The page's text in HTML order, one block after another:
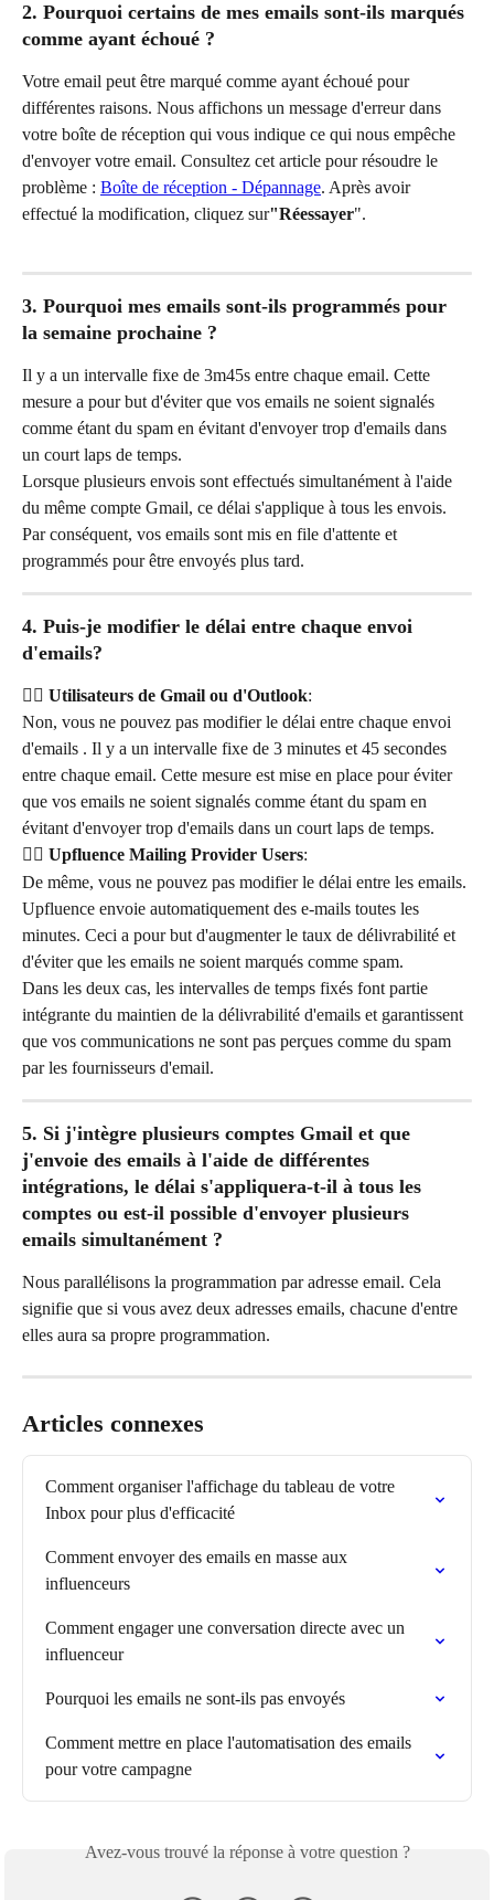
2. Pourquoi certains de mes emails sont-ils marqués
comme ayant échoué ?
Votre email peut être marqué comme ayant échoué pour
différentes raisons. Nous affichons un message d'erreur dans
votre boîte de réception qui vous indique ce qui nous empêche
d'envoyer votre email. Consultez cet article pour résoudre le
problème : Boîte de réception - Dépannage. Après avoir
effectué la modification, cliquez sur"Réessayer".
3. Pourquoi mes emails sont-ils programmés pour
la semaine prochaine ?
Il y a un intervalle fixe de 3m45s entre chaque email. Cette
mesure a pour but d'éviter que vos emails ne soient signalés
comme étant du spam en évitant d'envoyer trop d'emails dans
un court laps de temps.
Lorsque plusieurs envois sont effectués simultanément à l'aide
du même compte Gmail, ce délai s'applique à tous les envois.
Par conséquent, vos emails sont mis en file d'attente et
programmés pour être envoyés plus tard.
4. Puis-je modifier le délai entre chaque envoi
d'emails?
👉🏻 Utilisateurs de Gmail ou d'Outlook:
Non, vous ne pouvez pas modifier le délai entre chaque envoi
d'emails . Il y a un intervalle fixe de 3 minutes et 45 secondes
entre chaque email. Cette mesure est mise en place pour éviter
que vos emails ne soient signalés comme étant du spam en
évitant d'envoyer trop d'emails dans un court laps de temps.
👉🏻 Upfluence Mailing Provider Users:
De même, vous ne pouvez pas modifier le délai entre les emails.
Upfluence envoie automatiquement des e-mails toutes les
minutes. Ceci a pour but d'augmenter le taux de délivrabilité et
d'éviter que les emails ne soient marqués comme spam.
Dans les deux cas, les intervalles de temps fixés font partie
intégrante du maintien de la délivrabilité d'emails et garantissent
que vos communications ne sont pas perçues comme du spam
par les fournisseurs d'email.
5. Si j'intègre plusieurs comptes Gmail et que
j'envoie des emails à l'aide de différentes
intégrations, le délai s'appliquera-t-il à tous les
comptes ou est-il possible d'envoyer plusieurs
emails simultanément ?
Nous parallélisons la programmation par adresse email. Cela
signifie que si vous avez deux adresses emails, chacune d'entre
elles aura sa propre programmation.
Articles connexes
Comment organiser l'affichage du tableau de votre
Inbox pour plus d'efficacité
Comment envoyer des emails en masse aux
influenceurs
Comment engager une conversation directe avec un
influenceur
Pourquoi les emails ne sont-ils pas envoyés
Comment mettre en place l'automatisation des emails
pour votre campagne
Avez-vous trouvé la réponse à votre question ?